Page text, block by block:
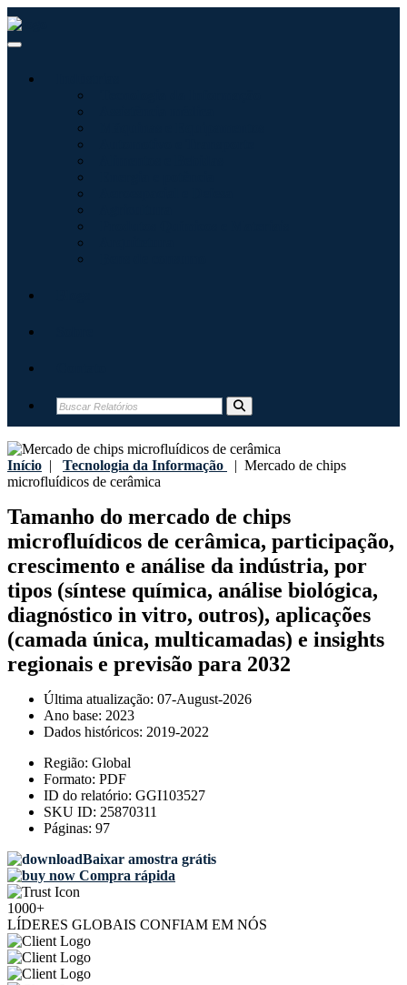
Início | Tecnologia da Informação | Mercado de chips
microfluídicos de cerâmica
Tamanho do mercado de chips
microfluídicos de cerâmica, participação,
crescimento e análise da indústria, por
tipos (síntese química, análise biológica,
diagnóstico in vitro, outros), aplicações
(camada única, multicamadas) e insights
regionais e previsão para 2032
Última atualização: 07-August-2026
Ano base: 2023
Dados históricos: 2019-2022
Região: Global
Formato: PDF
ID do relatório: GGI103527
SKU ID: 25870311
Páginas: 97
Baixar amostra grátis
Compra rápida
1000+
LÍDERES GLOBAIS CONFIAM EM NÓS